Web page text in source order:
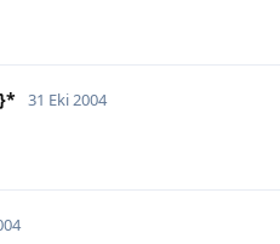
31 Eki 2004